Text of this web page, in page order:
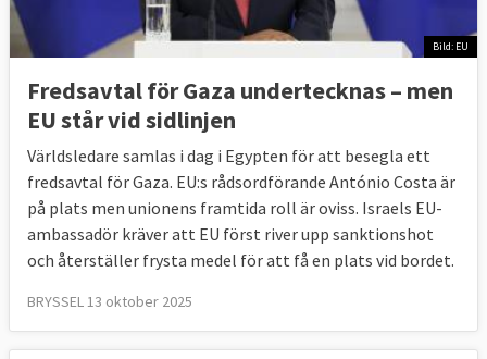
Bild: EU
Fredsavtal för Gaza undertecknas – men
EU står vid sidlinjen
Världsledare samlas i dag i Egypten för att besegla ett
fredsavtal för Gaza. EU:s rådsordförande António Costa är
på plats men unionens framtida roll är oviss. Israels EU-
ambassadör kräver att EU först river upp sanktionshot
och återställer frysta medel för att få en plats vid bordet.
BRYSSEL 13 oktober 2025